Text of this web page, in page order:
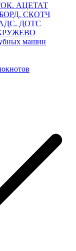
АЦЕТАТ
СКОТЧ
ДОТС
машин